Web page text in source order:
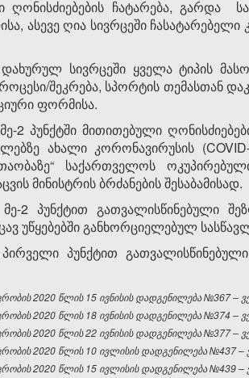
ღონისძიებების ჩატარება, გარდა
ასევე ღია სივრცეში
დახურულ სივრცეში ყველა ტიპის
შეკრება, სპორტის თემასთან
ფორმისა.
2 პუნქტში მითითებული
ახალი კორონავირუსის
თაობაზე“ საქართველოს
მინისტრის ბრძანების შესაბამისად.
მე-2 პუნქტით გათვალისწინებული
უწყებებში განხორციელებულ
პირველი პუნქტით
2020 წლის 15 ივნისის დადგენილება №367 –
2020 წლის 18 ივნისის დადგენილება №374 –
2020 წლის 22 ივნისის დადგენილება №377 –
2020 წლის 10 ივლისის დადგენილება №437 –
2020 წლის 15 ივლისის დადგენილება №439 –